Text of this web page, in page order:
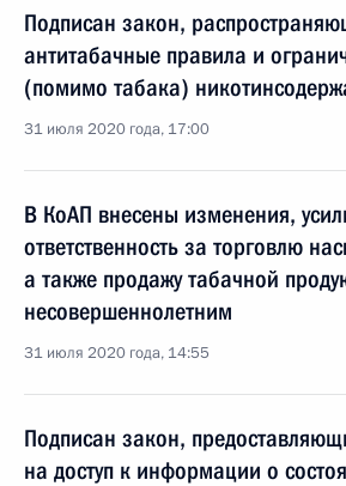
Подписан закон,
антитабачные правила и
(помимо табака)
31 июля 2020 года, 17:00
В КоАП внесены изменения,
ответственность за торговлю
а также продажу табачной
несовершеннолетним
31 июля 2020 года, 14:55
Подписан закон,
на доступ к информации о